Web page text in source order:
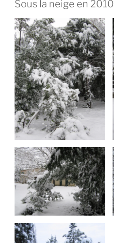
Sous la neige en 2010